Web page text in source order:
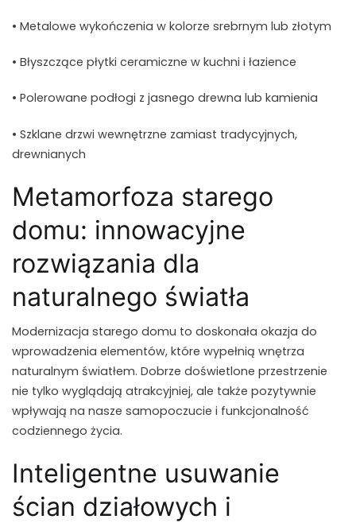
• Metalowe wykończenia w kolorze srebrnym lub złotym
• Błyszczące płytki ceramiczne w kuchni i łazience
• Polerowane podłogi z jasnego drewna lub kamienia
• Szklane drzwi wewnętrzne zamiast tradycyjnych,
drewnianych
Metamorfoza starego
domu: innowacyjne
rozwiązania dla
naturalnego światła
Modernizacja starego domu to doskonała okazja do
wprowadzenia elementów, które wypełnią wnętrza
naturalnym światłem. Dobrze doświetlone przestrzenie
nie tylko wyglądają atrakcyjniej, ale także pozytywnie
wpływają na nasze samopoczucie i funkcjonalność
codziennego życia.
Inteligentne usuwanie
ścian działowych i